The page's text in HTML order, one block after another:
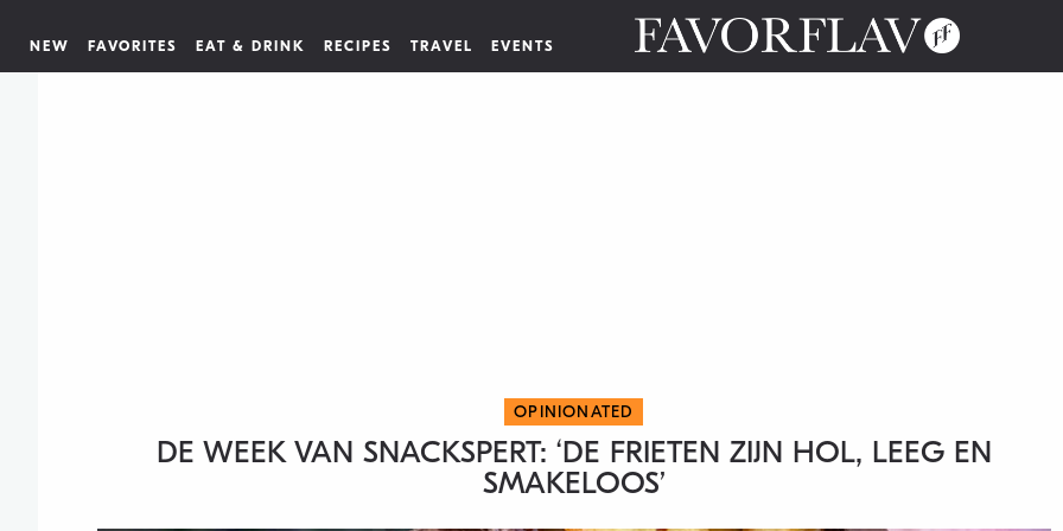
NEW FAVORITES EAT & DRINK RECIPES TRAVEL EVENTS
OPINIONATED
DE WEEK VAN SNACKSPERT: ‘DE FRIETEN ZIJN HOL, LEEG EN
SMAKELOOS’